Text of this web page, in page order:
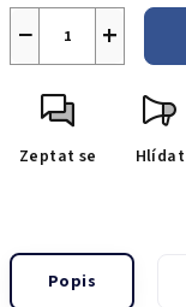
+
−
Zeptat se Hlídat
Popis